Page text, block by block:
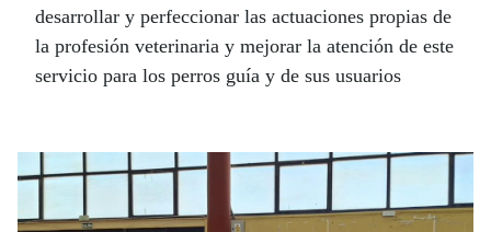
desarrollar y perfeccionar las actuaciones propias de
la profesión veterinaria y mejorar la atención de este
servicio para los perros guía y de sus usuarios